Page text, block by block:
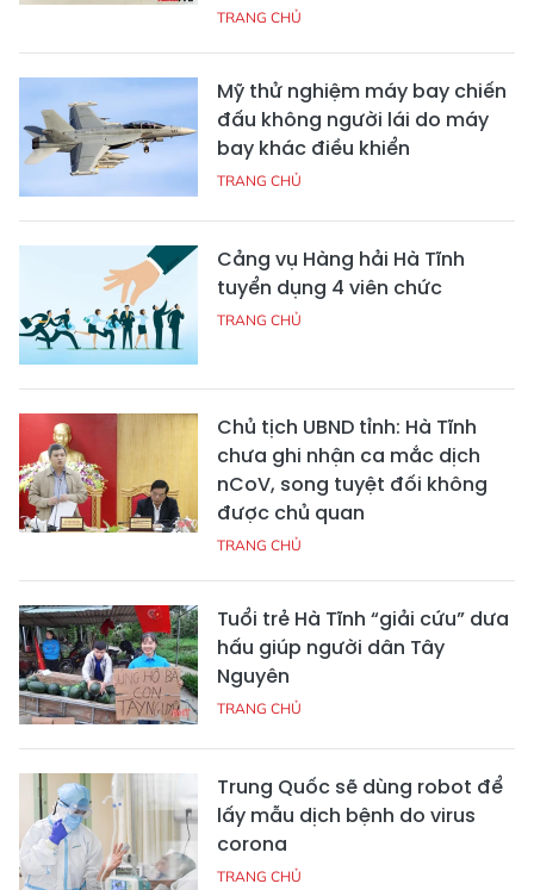
TRANG CHỦ
Mỹ thử nghiệm máy bay chiến
đấu không người lái do máy
bay khác điều khiển
TRANG CHỦ
Cảng vụ Hàng hải Hà Tĩnh
tuyển dụng 4 viên chức
TRANG CHỦ
Chủ tịch UBND tỉnh: Hà Tĩnh
chưa ghi nhận ca mắc dịch
nCoV, song tuyệt đối không
được chủ quan
TRANG CHỦ
Tuổi trẻ Hà Tĩnh “giải cứu” dưa
hấu giúp người dân Tây
Nguyên
TRANG CHỦ
Trung Quốc sẽ dùng robot để
lấy mẫu dịch bệnh do virus
corona
TRANG CHỦ